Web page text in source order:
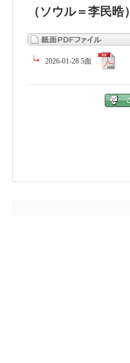
（ソウル＝李民晧）
2026-01-28 5面